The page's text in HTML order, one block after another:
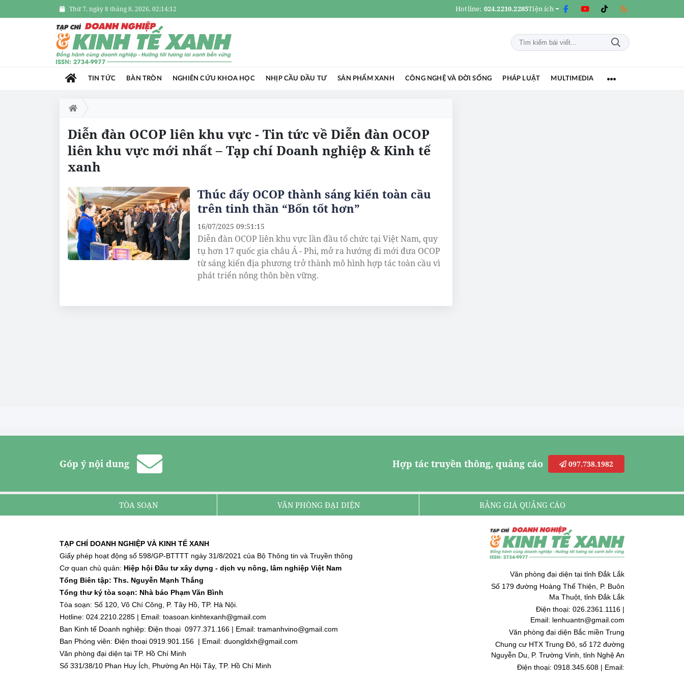
Thứ 7, ngày 8 tháng 8, 2026, 02:14:12 Hotline: 024.2210.2285Tiện ích
TIN TỨC BÀN TRÒN NGHIÊN CỨU KHOA HỌC NHỊP CẦU ĐẦU TƯ SẢN PHẨM XANH CÔNG NGHỆ VÀ ĐỜI SỐNG PHÁP LUẬT MULTIMEDIA
Diễn đàn OCOP liên khu vực - Tin tức về Diễn đàn OCOP
liên khu vực mới nhất – Tạp chí Doanh nghiệp & Kinh tế
xanh
Thúc đẩy OCOP thành sáng kiến toàn cầu
trên tinh thần “Bốn tốt hơn”
Diễn đàn OCOP liên khu vực lần đầu tổ chức tại Việt Nam, quy
tụ hơn 17 quốc gia châu Á - Phi, mở ra hướng đi mới đưa OCOP
từ sáng kiến địa phương trở thành mô hình hợp tác toàn cầu vì
phát triển nông thôn bền vững.
16/07/2025 09:51:15
Góp ý nội dung Hợp tác truyền thông, quảng cáo 097.738.1982
TÒA SOẠN VĂN PHÒNG ĐẠI DIỆN BẢNG GIÁ QUẢNG CÁO
TẠP CHÍ DOANH NGHIỆP VÀ KINH TẾ XANH
Giấy phép hoạt động số 598/GP-BTTTT ngày 31/8/2021 của Bộ Thông tin và Truyền thông
Cơ quan chủ quản: Hiệp hội Đầu tư xây dựng - dịch vụ nông, lâm nghiệp Việt Nam
Tổng Biên tập: Ths. Nguyễn Mạnh Thắng
Tổng thư ký tòa soạn: Nhà báo Phạm Văn Bình
Tòa soạn: Số 120, Võ Chí Công, P. Tây Hồ, TP. Hà Nội.
Hotline: 024.2210.2285 | Email: toasoan.kinhtexanh@gmail.com
Ban Kinh tế Doanh nghiệp: Điện thoại 0977.371.166 | Email: tramanhvino@gmail.com
Ban Phóng viên: Điện thoại 0919.901.156 | Email: duongldxh@gmail.com
Văn phòng đại diện tại TP. Hồ Chí Minh
Số 331/38/10 Phan Huy Ích, Phường An Hội Tây, TP. Hồ Chí Minh
Văn phòng đại diện tại tỉnh Đắk Lắk
Số 179 đường Hoàng Thế Thiện, P. Buôn
Ma Thuột, tỉnh Đắk Lắk
Điện thoại: 026.2361.1116 |
Email: lenhuantn@gmail.com
Văn phòng đại diện Bắc miền Trung
Chung cư HTX Trung Đô, số 172 đường
Nguyễn Du, P. Trường Vinh, tỉnh Nghệ An
Điện thoại: 0918.345.608 | Email: